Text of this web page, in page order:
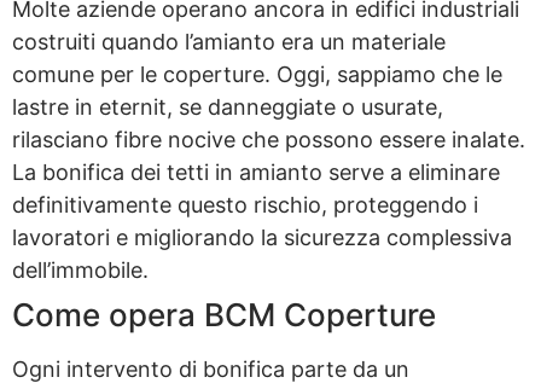
Molte aziende operano ancora in edifici industriali
costruiti quando l’amianto era un materiale
comune per le coperture. Oggi, sappiamo che le
lastre in eternit, se danneggiate o usurate,
rilasciano fibre nocive che possono essere inalate.
La bonifica dei tetti in amianto serve a eliminare
definitivamente questo rischio, proteggendo i
lavoratori e migliorando la sicurezza complessiva
dell’immobile.
Come opera BCM Coperture
Ogni intervento di bonifica parte da un